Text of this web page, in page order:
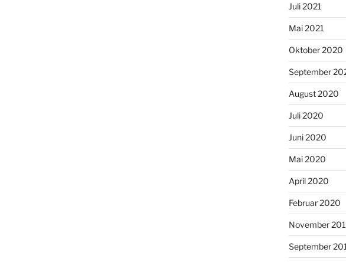
Juli 2021
Mai 2021
Oktober 2020
September
August 2020
Juli 2020
Juni 2020
Mai 2020
April 2020
Februar 2020
November
September